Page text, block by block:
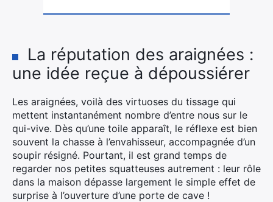
La réputation des araignées :
une idée reçue à dépoussiérer
Les araignées, voilà des virtuoses du tissage qui
mettent instantanément nombre d’entre nous sur le
qui-vive. Dès qu’une toile apparaît, le réflexe est bien
souvent la chasse à l’envahisseur, accompagnée d’un
soupir résigné. Pourtant, il est grand temps de
regarder nos petites squatteuses autrement : leur rôle
dans la maison dépasse largement le simple effet de
surprise à l’ouverture d’une porte de cave !